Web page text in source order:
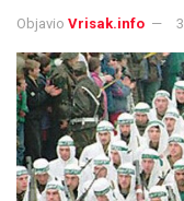
Objavio Vrisak.info